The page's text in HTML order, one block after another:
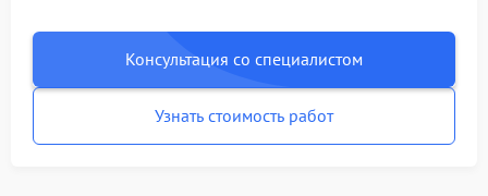
Консультация со специалистом
Узнать стоимость работ